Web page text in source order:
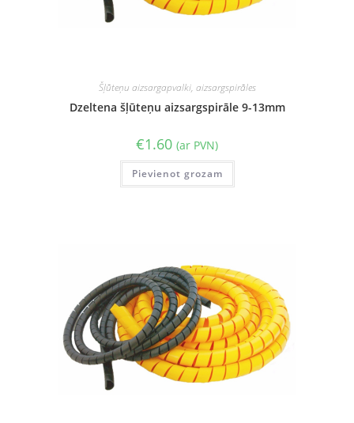
Šļūteņu aizsargapvalki, aizsargspirāles
Dzeltena šļūteņu aizsargspirāle 9-13mm
€1.60 (ar PVN)
Pievienot grozam